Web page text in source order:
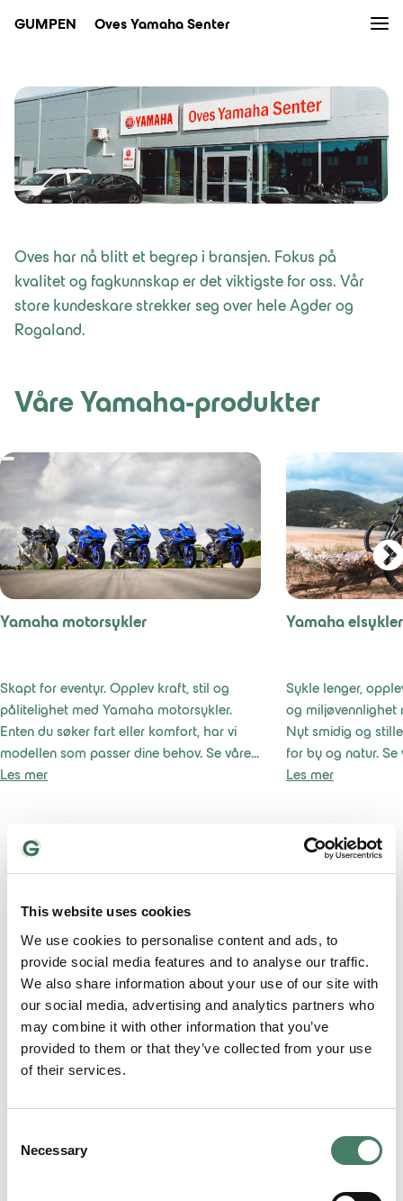
This website uses cookies
We use cookies to personalise content and ads, to
provide social media features and to analyse our traffic.
We also share information about your use of our site with
our social media, advertising and analytics partners who
may combine it with other information that you’ve
provided to them or that they’ve collected from your use
of their services.
Selection
Necessary
GUMPEN Oves Yamaha Senter
Bruktbil
Verksted
Bilpleie
Nybil
Kampanjer
Nyheter
Bilutleie
JOBB
LÆRLING
BÆREKRAFT
Oves har nå blitt et begrep i bransjen. Fokus på
kvalitet og fagkunnskap er det viktigste for oss. Vår
store kundeskare strekker seg over hele Agder og
Rogaland.
Våre Yamaha-produkter
Yamaha motorsykler
Skapt for eventyr. Opplev kraft, stil og
pålitelighet med Yamaha motorsykler.
Enten du søker fart eller komfort, har vi
modellen som passer dine behov. Se våre
modeller
Les mer
Yamaha elsykler
Sykle lenger,
og miljøvennlighet
Nyt smidig og
for by og natur. Se
Les mer
Verksted og
vinterlagring
Vi har et sertifisert Yamaha-verksted, og erfarne